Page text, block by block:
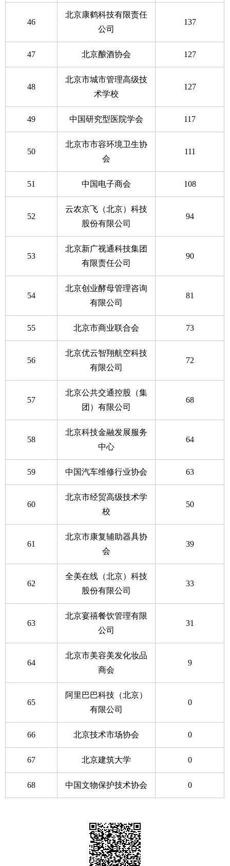
46
北京康鹤科技有限责任
公司
137
47 北京酿酒协会 127
48
北京市城市管理高级技
术学校
127
49 中国研究型医院学会 117
50
北京市市容环境卫生协
会
111
51 中国电子商会 108
52
云农京飞（北京）科技
股份有限公司
94
53
北京新广视通科技集团
有限责任公司
90
54
北京创业酵母管理咨询
有限公司
81
55 北京市商业联合会 73
56
北京优云智翔航空科技
有限公司
72
57
北京公共交通控股（集
团）有限公司
68
58
北京科技金融发展服务
中心
64
59 中国汽车维修行业协会 63
60
北京市经贸高级技术学
校
50
61
北京市康复辅助器具协
会
39
62
全美在线（北京）科技
股份有限公司
33
63
北京宴禧餐饮管理有限
公司
31
64
北京市美容美发化妆品
商会
9
65
阿里巴巴科技（北京）
有限公司
0
66 北京技术市场协会 0
67 北京建筑大学 0
68 中国文物保护技术协会 0